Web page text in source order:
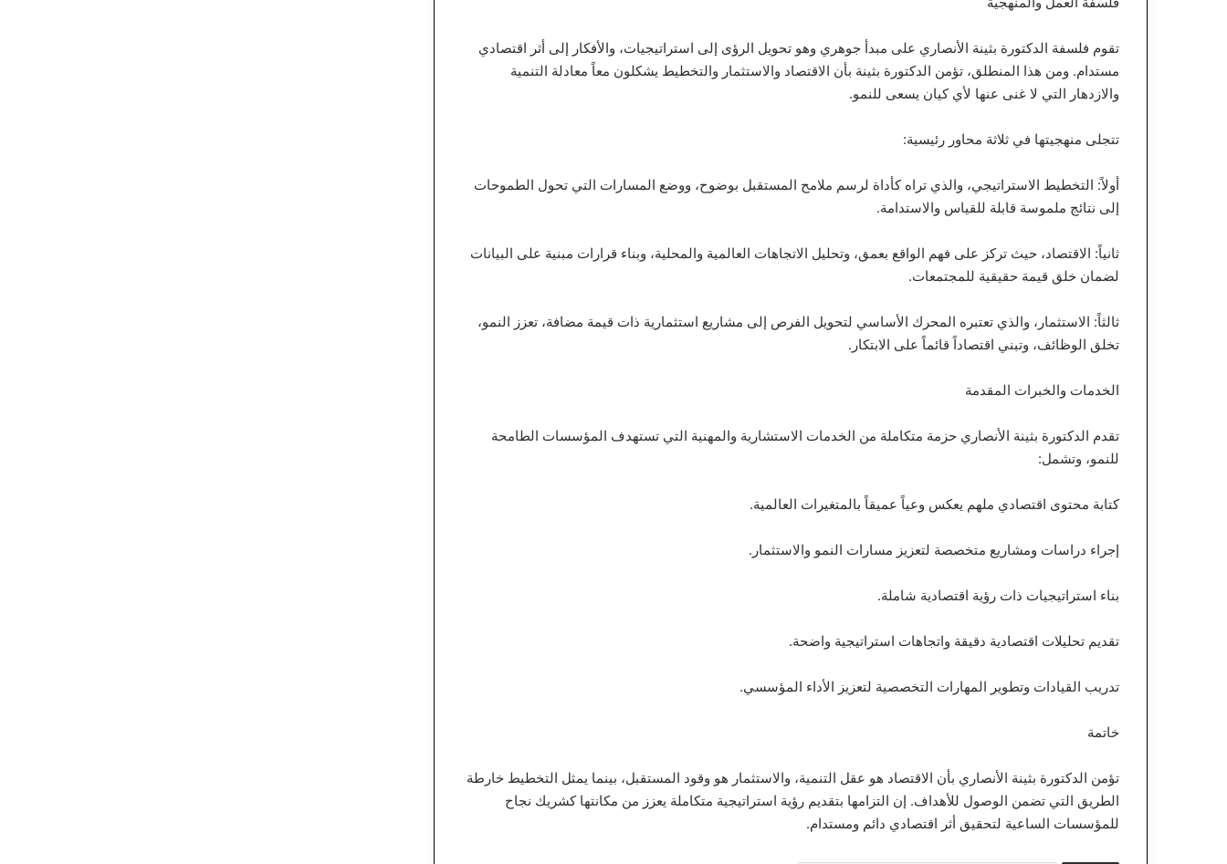
تقوم فلسفة الدكتورة بثينة الأنصاري على مبدأ جوهري وهو تحويل الرؤى إلى استراتيجيات، والأفكار إلى أثر اقتصادي
مستدام. ومن هذا المنطلق، تؤمن الدكتورة بثينة بأن الاقتصاد والاستثمار والتخطيط يشكلون معاً معادلة التنمية
والازدهار التي لا غنى عنها لأي كيان يسعى للنمو.
تتجلى منهجيتها في ثلاثة محاور رئيسية:
أولاً: التخطيط الاستراتيجي، والذي تراه كأداة لرسم ملامح المستقبل بوضوح، ووضع المسارات التي تحول الطموحات
إلى نتائج ملموسة قابلة للقياس والاستدامة.
ثانياً: الاقتصاد، حيث تركز على فهم الواقع بعمق، وتحليل الاتجاهات العالمية والمحلية، وبناء قرارات مبنية على البيانات
لضمان خلق قيمة حقيقية للمجتمعات.
ثالثاً: الاستثمار، والذي تعتبره المحرك الأساسي لتحويل الفرص إلى مشاريع استثمارية ذات قيمة مضافة، تعزز النمو،
تخلق الوظائف، وتبني اقتصاداً قائماً على الابتكار.
الخدمات والخبرات المقدمة
تقدم الدكتورة بثينة الأنصاري حزمة متكاملة من الخدمات الاستشارية والمهنية التي تستهدف المؤسسات الطامحة
للنمو، وتشمل:
كتابة محتوى اقتصادي ملهم يعكس وعياً عميقاً بالمتغيرات العالمية.
إجراء دراسات ومشاريع متخصصة لتعزيز مسارات النمو والاستثمار.
بناء استراتيجيات ذات رؤية اقتصادية شاملة.
تقديم تحليلات اقتصادية دقيقة واتجاهات استراتيجية واضحة.
تدريب القيادات وتطوير المهارات التخصصية لتعزيز الأداء المؤسسي.
خاتمة
تؤمن الدكتورة بثينة الأنصاري بأن الاقتصاد هو عقل التنمية، والاستثمار هو وقود المستقبل، بينما يمثل التخطيط خارطة
الطريق التي تضمن الوصول للأهداف. إن التزامها بتقديم رؤية استراتيجية متكاملة يعزز من مكانتها كشريك نجاح
للمؤسسات الساعية لتحقيق أثر اقتصادي دائم ومستدام.